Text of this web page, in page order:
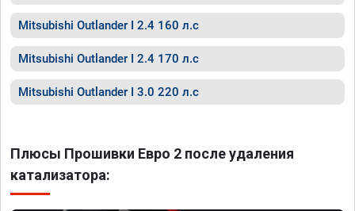
Mitsubishi Outlander I 2.4 160 л.с
Mitsubishi Outlander I 2.4 170 л.с
Mitsubishi Outlander I 3.0 220 л.с
Плюсы Прошивки Евро 2 после удаления
катализатора: